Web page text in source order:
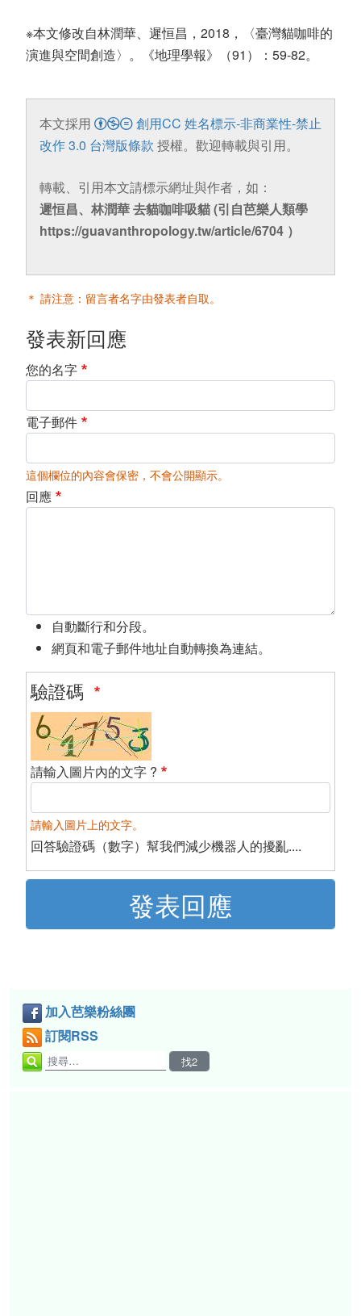
※本文修改自林潤華、遲恒昌，2018，〈臺灣貓咖啡的
演進與空間創造〉。《地理學報》（91）：59-82。
本文採用
創用CC 姓名標示-非商業性-禁止
改作 3.0 台灣版條款 授權。歡迎轉載與引用。
轉載、引用本文請標示網址與作者，如：
遲恒昌、林潤華 去貓咖啡吸貓 (引自芭樂人類學
https://guavanthropology.tw/article/6704 ）
＊ 請注意：留言者名字由發表者自取。
發表新回應
您的名字
電子郵件
這個欄位的內容會保密，不會公開顯示。
回應
自動斷行和分段。
網頁和電子郵件地址自動轉換為連結。
驗證碼
請輸入圖片內的文字 ?
請輸入圖片上的文字。
回答驗證碼（數字）幫我們減少機器人的擾亂....
加入芭樂粉絲團
訂閱RSS